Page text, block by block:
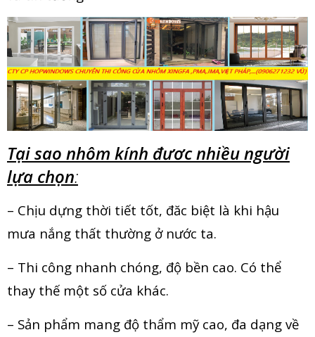
Tại sao nhôm kính đươc nhiều người
lựa chọn:
– Chịu dựng thời tiết tốt, đăc biệt là khi hậu
mưa nắng thất thường ở nước ta.
– Thi công nhanh chóng, độ bền cao. Có thể
thay thế một số cửa khác.
– Sản phẩm mang độ thẩm mỹ cao, đa dạng về